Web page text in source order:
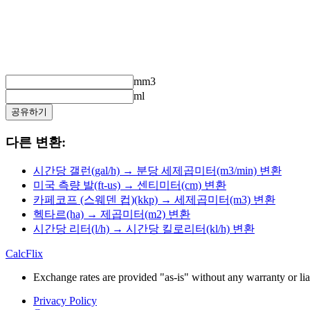
mm3
ml
공유하기
다른 변환:
시간당 갤런(gal/h) → 분당 세제곱미터(m3/min) 변환
미국 측량 발(ft-us) → 센티미터(cm) 변환
카페코프 (스웨덴 컵)(kkp) → 세제곱미터(m3) 변환
헥타르(ha) → 제곱미터(m2) 변환
시간당 리터(l/h) → 시간당 킬로리터(kl/h) 변환
CalcFlix
Exchange rates are provided "as-is" without any warranty or
Privacy Policy